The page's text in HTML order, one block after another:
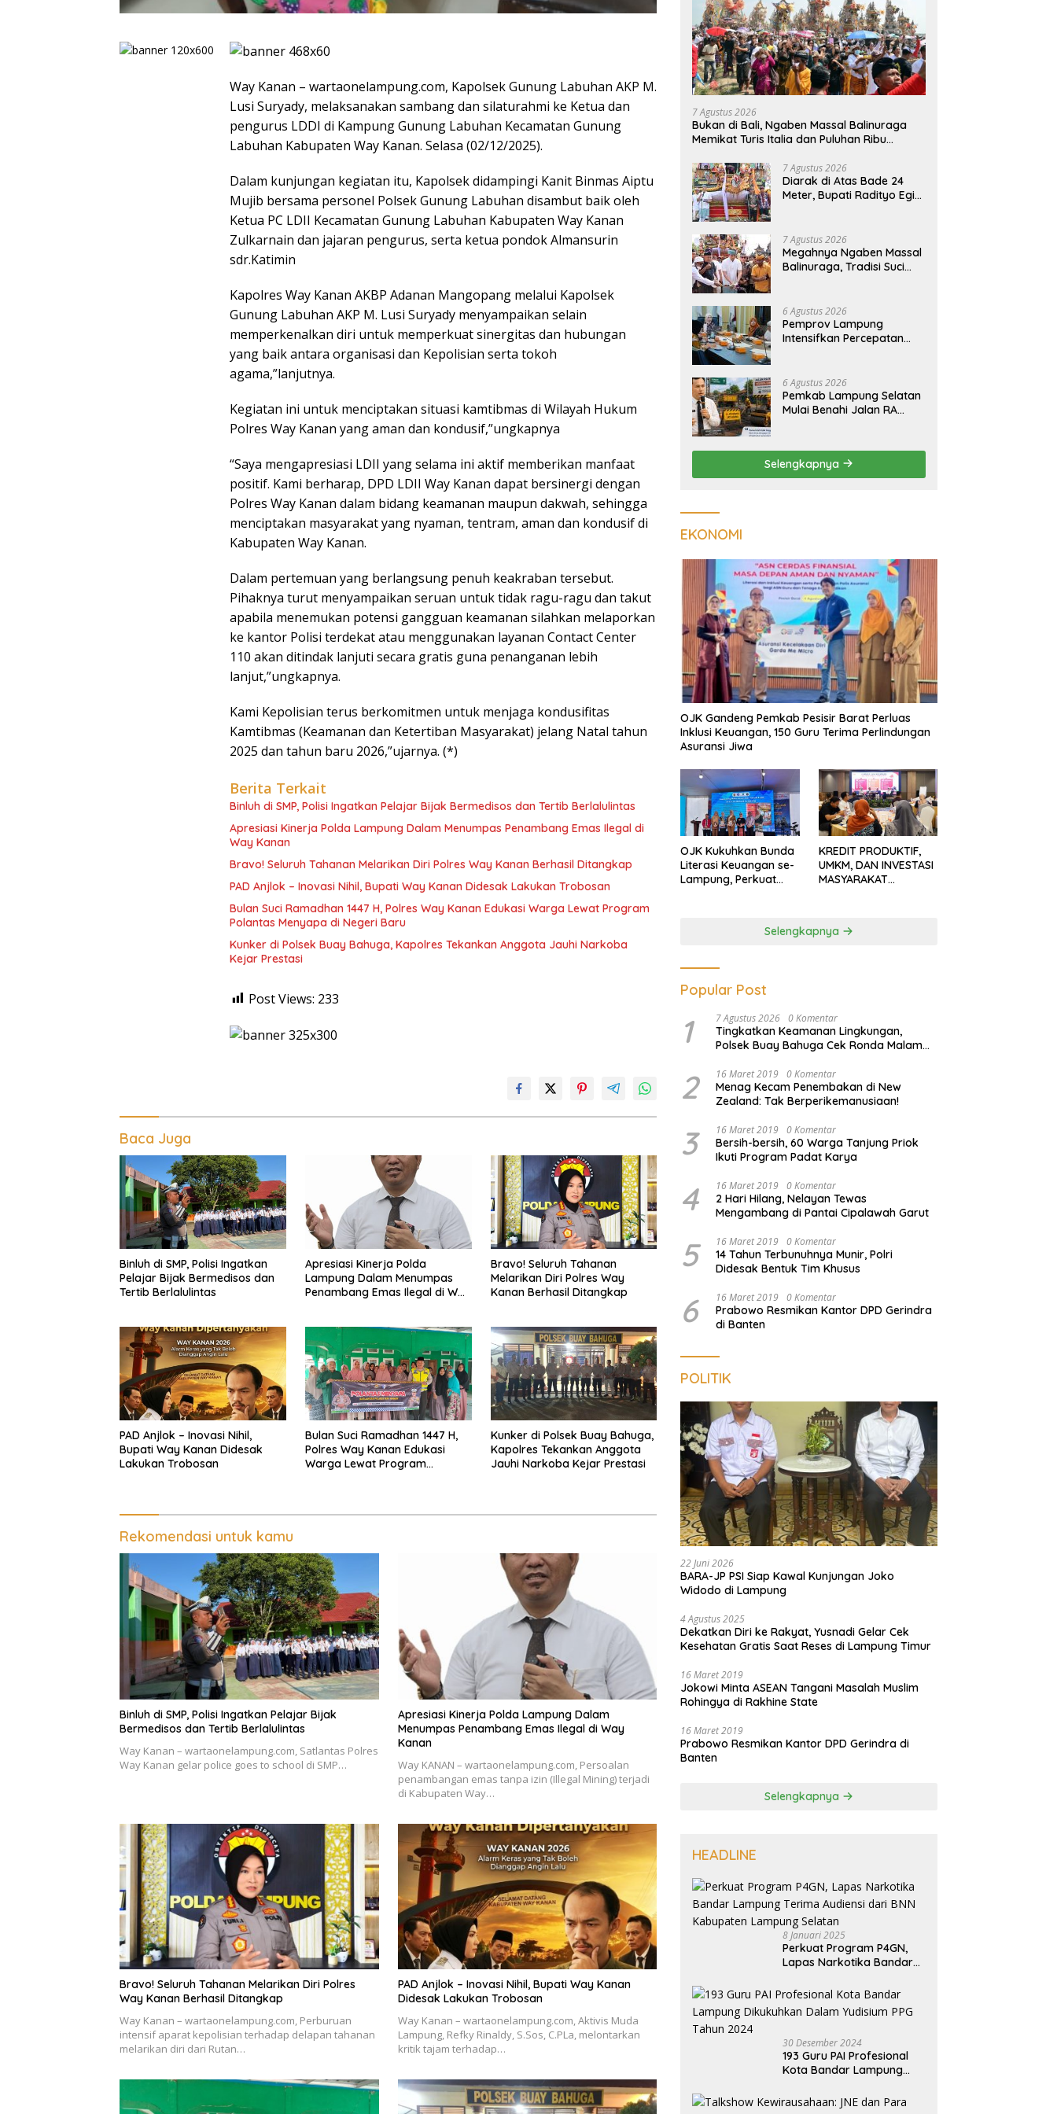
Way Kanan – wartaonelampung.com, Kapolsek Gunung Labuhan AKP M.
Lusi Suryady, melaksanakan sambang dan silaturahmi ke Ketua dan
pengurus LDDI di Kampung Gunung Labuhan Kecamatan Gunung
Labuhan Kabupaten Way Kanan. Selasa (02/12/2025).
Dalam kunjungan kegiatan itu, Kapolsek didampingi Kanit Binmas Aiptu
Mujib bersama personel Polsek Gunung Labuhan disambut baik oleh
Ketua PC LDII Kecamatan Gunung Labuhan Kabupaten Way Kanan
Zulkarnain dan jajaran pengurus, serta ketua pondok Almansurin
sdr.Katimin
Kapolres Way Kanan AKBP Adanan Mangopang melalui Kapolsek
Gunung Labuhan AKP M. Lusi Suryady menyampaikan selain
memperkenalkan diri untuk memperkuat sinergitas dan hubungan
yang baik antara organisasi dan Kepolisian serta tokoh
agama,”lanjutnya.
Kegiatan ini untuk menciptakan situasi kamtibmas di Wilayah Hukum
Polres Way Kanan yang aman dan kondusif,”ungkapnya
“Saya mengapresiasi LDII yang selama ini aktif memberikan manfaat
positif. Kami berharap, DPD LDII Way Kanan dapat bersinergi dengan
Polres Way Kanan dalam bidang keamanan maupun dakwah, sehingga
menciptakan masyarakat yang nyaman, tentram, aman dan kondusif di
Kabupaten Way Kanan.
Dalam pertemuan yang berlangsung penuh keakraban tersebut.
Pihaknya turut menyampaikan seruan untuk tidak ragu-ragu dan takut
apabila menemukan potensi gangguan keamanan silahkan melaporkan
ke kantor Polisi terdekat atau menggunakan layanan Contact Center
110 akan ditindak lanjuti secara gratis guna penanganan lebih
lanjut,”ungkapnya.
Kami Kepolisian terus berkomitmen untuk menjaga kondusifitas
Kamtibmas (Keamanan dan Ketertiban Masyarakat) jelang Natal tahun
2025 dan tahun baru 2026,”ujarnya. (*)
Berita Terkait
Binluh di SMP, Polisi Ingatkan Pelajar Bijak Bermedisos dan Tertib Berlalulintas
Apresiasi Kinerja Polda Lampung Dalam Menumpas Penambang Emas Ilegal di
Way Kanan
Bravo! Seluruh Tahanan Melarikan Diri Polres Way Kanan Berhasil Ditangkap
PAD Anjlok – Inovasi Nihil, Bupati Way Kanan Didesak Lakukan Trobosan
Bulan Suci Ramadhan 1447 H, Polres Way Kanan Edukasi Warga Lewat Program
Polantas Menyapa di Negeri Baru
Kunker di Polsek Buay Bahuga, Kapolres Tekankan Anggota Jauhi Narkoba
Kejar Prestasi
Post Views: 233
Baca Juga
Binluh di SMP, Polisi Ingatkan
Pelajar Bijak Bermedisos dan
Tertib Berlalulintas
Apresiasi Kinerja Polda
Lampung Dalam Menumpas
Penambang Emas Ilegal di Way
Bravo! Seluruh Tahanan
Melarikan Diri Polres Way
Kanan Berhasil Ditangkap
PAD Anjlok – Inovasi Nihil,
Bupati Way Kanan Didesak
Lakukan Trobosan
Bulan Suci Ramadhan 1447 H,
Polres Way Kanan Edukasi
Warga Lewat Program
Kunker di Polsek Buay Bahuga,
Kapolres Tekankan Anggota
Jauhi Narkoba Kejar Prestasi
Rekomendasi untuk kamu
Binluh di SMP, Polisi Ingatkan Pelajar Bijak
Bermedisos dan Tertib Berlalulintas
Way Kanan – wartaonelampung.com, Satlantas Polres
Way Kanan gelar police goes to school di SMP…
Apresiasi Kinerja Polda Lampung Dalam
Menumpas Penambang Emas Ilegal di Way
Kanan
Way KANAN – wartaonelampung.com, Persoalan
penambangan emas tanpa izin (Illegal Mining) terjadi
di Kabupaten Way…
Bravo! Seluruh Tahanan Melarikan Diri Polres
Way Kanan Berhasil Ditangkap
Way Kanan – wartaonelampung.com, Perburuan
intensif aparat kepolisian terhadap delapan tahanan
melarikan diri dari Rutan…
PAD Anjlok – Inovasi Nihil, Bupati Way Kanan
Didesak Lakukan Trobosan
Way Kanan – wartaonelampung.com, Aktivis Muda
Lampung, Refky Rinaldy, S.Sos, C.PLa, melontarkan
kritik tajam terhadap…
7 Agustus 2026
Bukan di Bali, Ngaben Massal Balinuraga
Memikat Turis Italia dan Puluhan Ribu
7 Agustus 2026
Diarak di Atas Bade 24
Meter, Bupati Radityo Egi
‘Penglipuran’ Kedua pada
2027
7 Agustus 2026
Megahnya Ngaben Massal
Balinuraga, Tradisi Suci
dan Merekatkan Ikatan
Keluarga
6 Agustus 2026
Pemprov Lampung
Intensifkan Percepatan
Tanggamus
6 Agustus 2026
Pemkab Lampung Selatan
Mulai Benahi Jalan RA
Demi Keselamatan
Pengguna Jalan
Selengkapnya
EKONOMI
OJK Gandeng Pemkab Pesisir Barat Perluas
Inklusi Keuangan, 150 Guru Terima Perlindungan
Asuransi Jiwa
OJK Kukuhkan Bunda
Literasi Keuangan se-
Lampung, Perkuat
KREDIT PRODUKTIF,
UMKM, DAN INVESTASI
MASYARAKAT
Selengkapnya
Popular Post
1 7 Agustus 2026 0 Komentar
Tingkatkan Keamanan Lingkungan,
Polsek Buay Bahuga Cek Ronda Malam
2 16 Maret 2019 0 Komentar
Menag Kecam Penembakan di New
Zealand: Tak Berperikemanusiaan!
3 16 Maret 2019 0 Komentar
Bersih-bersih, 60 Warga Tanjung Priok
Ikuti Program Padat Karya
4 16 Maret 2019 0 Komentar
2 Hari Hilang, Nelayan Tewas
Mengambang di Pantai Cipalawah Garut
5 16 Maret 2019 0 Komentar
14 Tahun Terbunuhnya Munir, Polri
Didesak Bentuk Tim Khusus
6 16 Maret 2019 0 Komentar
Prabowo Resmikan Kantor DPD Gerindra
di Banten
POLITIK
22 Juni 2026
BARA-JP PSI Siap Kawal Kunjungan Joko
Widodo di Lampung
4 Agustus 2025
Dekatkan Diri ke Rakyat, Yusnadi Gelar Cek
Kesehatan Gratis Saat Reses di Lampung Timur
16 Maret 2019
Jokowi Minta ASEAN Tangani Masalah Muslim
Rohingya di Rakhine State
16 Maret 2019
Prabowo Resmikan Kantor DPD Gerindra di
Banten
Selengkapnya
HEADLINE
8 Januari 2025
Perkuat Program P4GN,
Lapas Narkotika Bandar
dari BNN Kabupaten
Lampung Selatan
30 Desember 2024
193 Guru PAI Profesional
Kota Bandar Lampung
Yudisium PPG Tahun 2024